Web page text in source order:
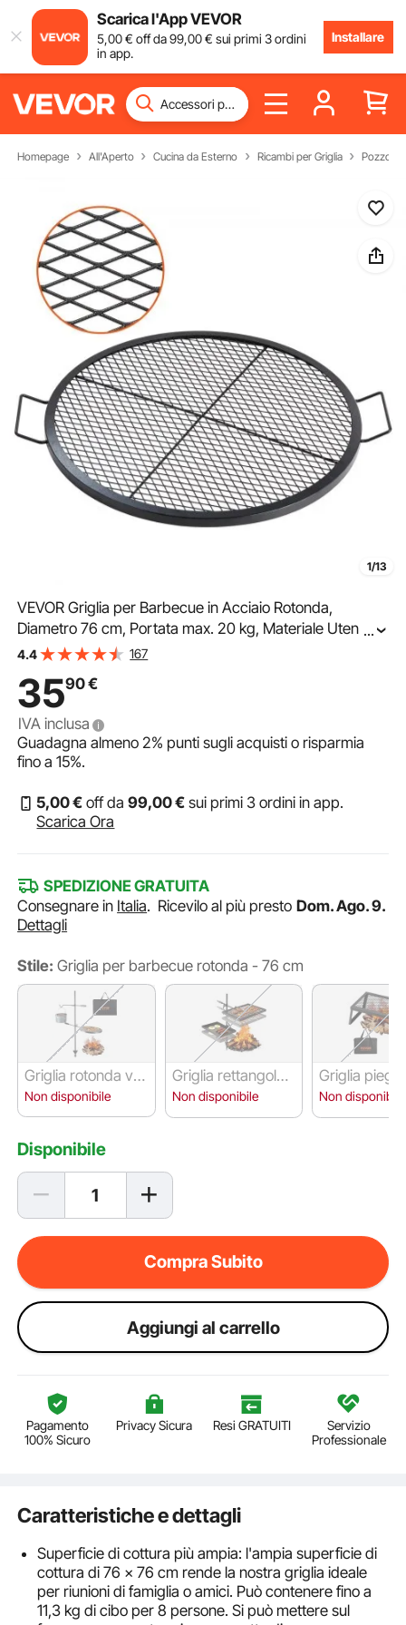
Scarica l'App VEVOR
5,00€ off da99,00€ sui primi 3 ordini
in app.
Installare
Homepage All'Aperto Cucina da Esterno Ricambi per Griglia Pozzo di
1/13
VEVOR Griglia per Barbecue in Acciaio Rotonda,
Diametro 76 cm, Portata max. 20 kg, Materiale Utensili
per BBQ, Staffa a Forma di X per Barbecue Braciere,
...
4.4 167
3590€
IVA inclusa
Guadagna almeno2% punti sugli acquisti o risparmia
fino a15%.
5,00€ off da99,00€ sui primi 3 ordini in app.
Scarica Ora
SPEDIZIONE GRATUITA
Consegnare in Italia. Ricevilo al più presto Dom. Ago. 9.
Dettagli
Stile: Griglia per barbecue rotonda - 76 cm
Griglia rotonda ver
ticale - 36 cm
Non disponibile
Griglia rettangolar
e verticale - 43 c
Non disponibile
Griglia
- 46 cm
Non disponibile
Disponibile
Compra Subito
Aggiungi al carrello
Pagamento
100% Sicuro
Privacy Sicura Resi GRATUITI
Servizio
Professionale
Caratteristiche e dettagli
Superficie di cottura più ampia: l'ampia superficie di
cottura di 76 x 76 cm rende la nostra griglia ideale
per riunioni di famiglia o amici. Può contenere fino a
11,3 kg di cibo per 8 persone. Si può mettere sul